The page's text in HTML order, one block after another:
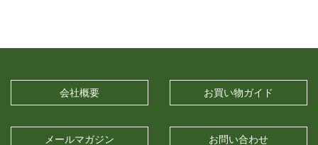
会社概要 お買い物ガイド
メールマガジン お問い合わせ